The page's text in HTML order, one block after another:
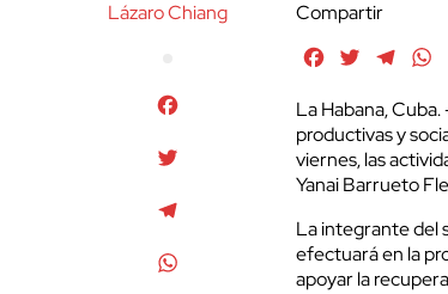
Lázaro Chiang
Compartir
FacebookTwitter
La Habana,
productivas y
viernes, las
Yanai Barrueto
La integrante del
efectuará en la
apoyar la